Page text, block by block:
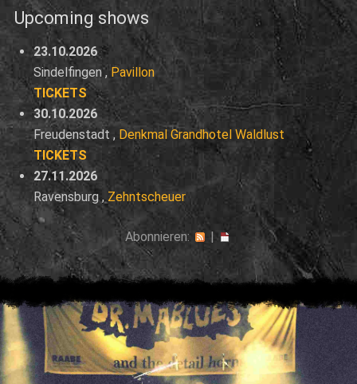
Upcoming shows
23.10.2026
Sindelfingen , Pavillon
TICKETS
30.10.2026
Freudenstadt , Denkmal Grandhotel Waldlust
TICKETS
27.11.2026
Ravensburg , Zehntscheuer
Abonnieren: |